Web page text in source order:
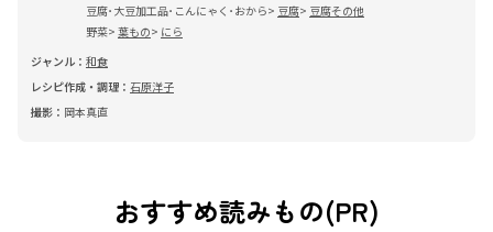
豆腐･大豆加工品･こんにゃく･おから
豆腐
豆腐その他
野菜 葉もの
にら
ジャンル： 和食
レシピ作成・調理： 石原洋子
撮影： 岡本真直
おすすめ読みもの(PR)